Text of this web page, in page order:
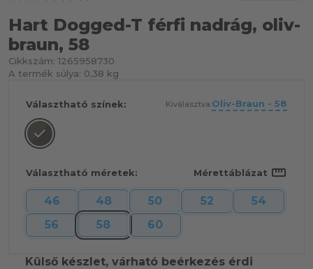
Hart Dogged-T férfi nadrág, oliv-
braun, 58
Cikkszám: 1265958730
A termék súlya: 0,38 kg
Választható színek: Kiválasztva:Oliv-Braun - 58
Választható méretek: Mérettáblázat straighten
46 48 50 52
54
56
58 60
Külső készlet, várható beérkezés érdi